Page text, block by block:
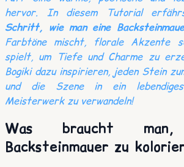
hervor. In diesem Tutorial
Schritt, wie man eine
Farbtöne mischt, florale Akzente
spielt, um Tiefe und Charme zu
Bogiki dazu inspirieren, jeden Stein
und die Szene in ein lebendiges,
Meisterwerk zu verwandeln!
Was braucht
Backsteinmauer zu